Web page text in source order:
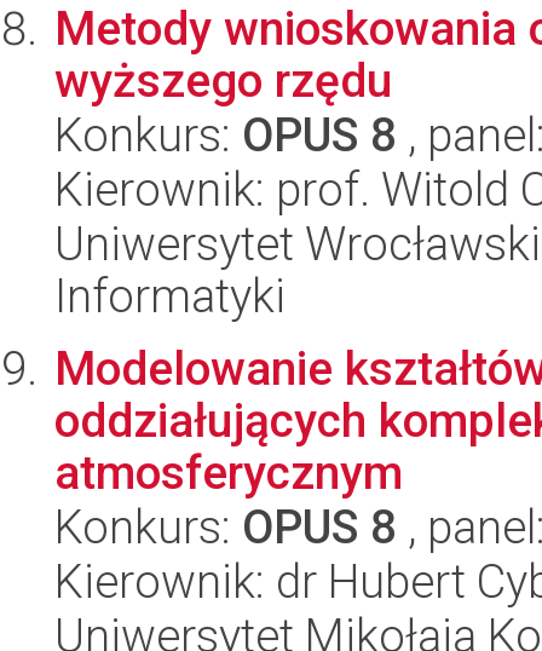
Metody wnioskowania
wyższego rzędu
Konkurs: OPUS 8 ,
Kierownik: prof. Witold
Uniwersytet
Informatyki
Modelowanie
oddziałujących
atmosferycznym
Konkurs: OPUS 8 ,
Kierownik: dr Hubert
Uniwersytet Mikołaja